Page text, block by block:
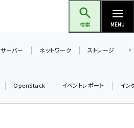
検索 MENU
サーバー ネットワーク ストレージ
OpenStack イベントレポート イン